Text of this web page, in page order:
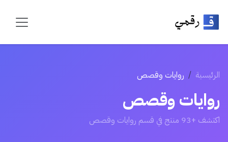
الرئيسية روايات وقصص
روايات وقصص
اكتشف +93 منتج في قسم روايات وقصص